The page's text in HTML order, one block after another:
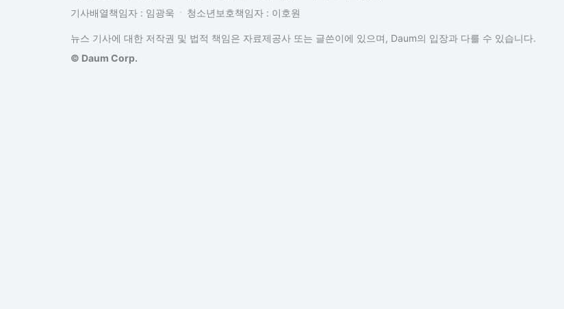
기사배열책임자 : 임광욱
청소년보호책임자 : 이호원
뉴스 기사에 대한 저작권 및 법적 책임은 자료제공사 또는 글쓴이에 있으며, Daum의 입장과 다를 수 있습니다.
© Daum Corp.